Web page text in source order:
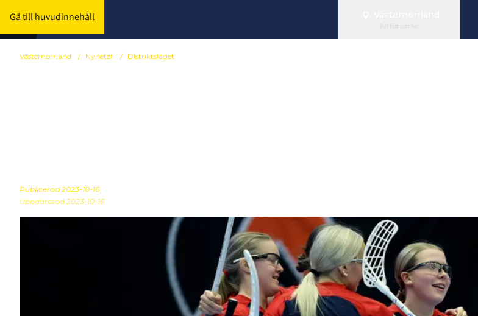
Gå till huvudinnehåll
Byt förbund här
Västernorrland / Nyheter / Distriktslaget
Publicerad 2023-10-16
Uppdaterad 2023-10-16